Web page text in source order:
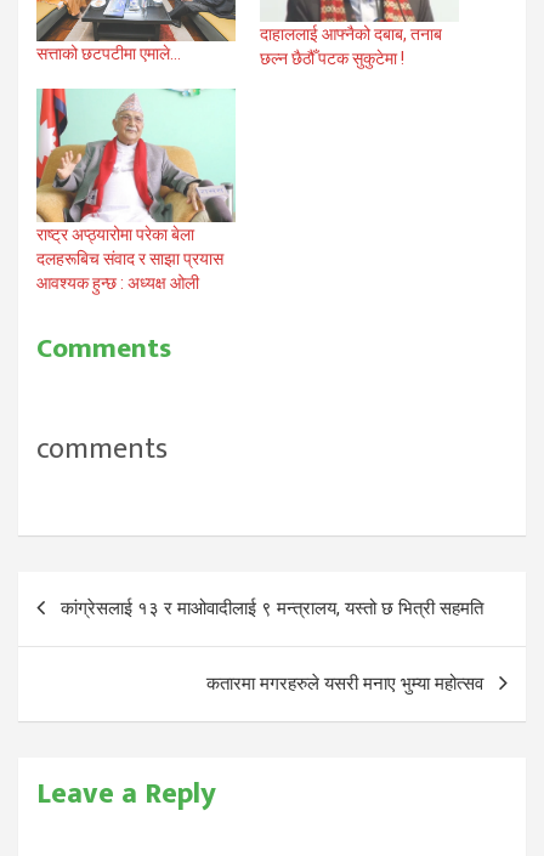
सत्ताको छटपटीमा एमाले…
दाहाललाई आफ्नैको दबाब, तनाब
छल्न छैठौँ पटक सुकुटेमा !
राष्ट्र अप्ठ्यारोमा परेका बेला
दलहरूबिच संवाद र साझा प्रयास
आवश्यक हुन्छ : अध्यक्ष ओली
Comments
comments
Post
navigation
कांग्रेसलाई १३ र माओवादीलाई ९ मन्त्रालय, यस्तो छ भित्री सहमति
कतारमा मगरहरुले यसरी मनाए भुम्या महोत्सव
Leave a Reply